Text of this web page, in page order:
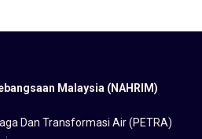
Malaysia (NAHRIM)
Dan Transformasi Air (PETRA)